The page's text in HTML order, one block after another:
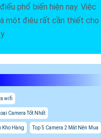
phổ biến hiện nay. Việc
một điêu rất cần thiết cho
wifi
Camera Tốt Nhất
Kho Hàng Top 5 Camera 2 Mắt Nên Mua